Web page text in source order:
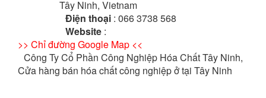
Tây Ninh, Vietnam
Điện thoại : 066 3738 568
Website :
>> Chỉ đường Google Map <<
Công Ty Cổ Phần Công Nghiệp Hóa Chất Tây Ninh,
Cửa hàng bán hóa chất công nghiệp ở tại Tây Ninh